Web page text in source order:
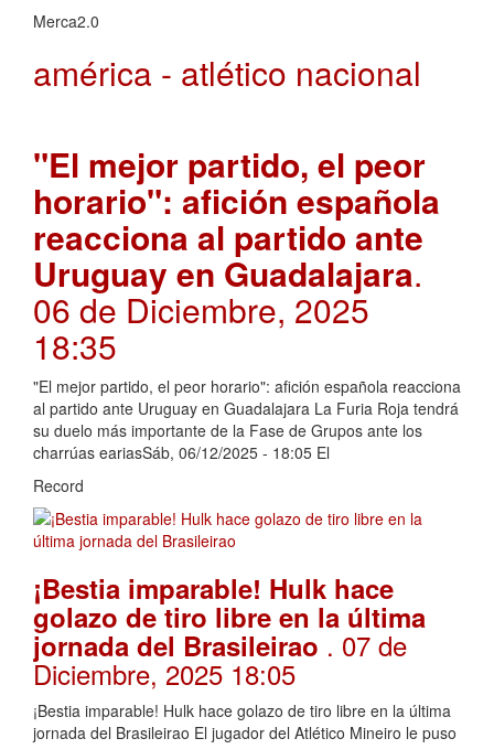
Merca2.0
américa - atlético nacional
"El mejor partido, el peor
horario": afición española
reacciona al partido ante
Uruguay en Guadalajara.
06 de Diciembre, 2025
18:35
"El mejor partido, el peor horario": afición española reacciona
al partido ante Uruguay en Guadalajara La Furia Roja tendrá
su duelo más importante de la Fase de Grupos ante los
charrúas eariasSáb, 06/12/2025 - 18:05 El
Record
¡Bestia imparable! Hulk hace
golazo de tiro libre en la última
jornada del Brasileirao . 07 de
Diciembre, 2025 18:05
¡Bestia imparable! Hulk hace golazo de tiro libre en la última
jornada del Brasileirao El jugador del Atlético Mineiro le puso